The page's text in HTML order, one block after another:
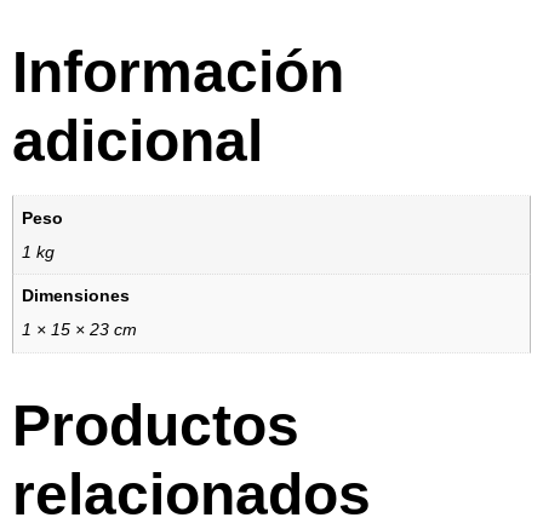
Información
adicional
Peso
1 kg
Dimensiones
1 × 15 × 23 cm
Productos
relacionados